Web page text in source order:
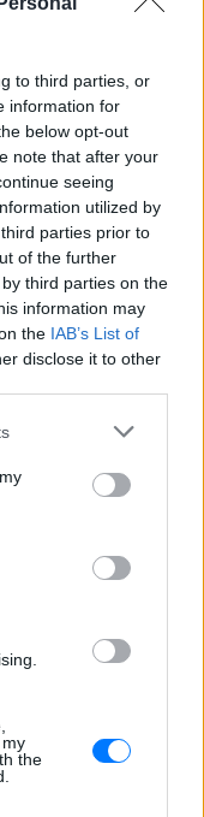
to third parties, or
information for
below opt-out
note that after your
seeing
utilized by
parties prior to
of the further
third parties on the
information may
the IAB’s List of
disclose it to other
the
κομμάτι της
της Φίνος Φιλμ,
Πόζαρε με
χέρι
εξηγεί πώς να
λαγοκέφαλο
Μπακλέση: Η
ανάρτηση του
Λίλα Μπακλέση έγινε
καλωσορίζοντας
πρώτη φορά
μεταμόρφωσή